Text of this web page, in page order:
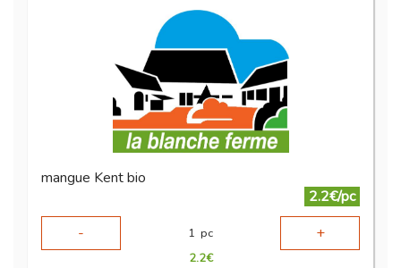
mangue Kent bio
2.2€/pc
-
1 pc +
2.2€